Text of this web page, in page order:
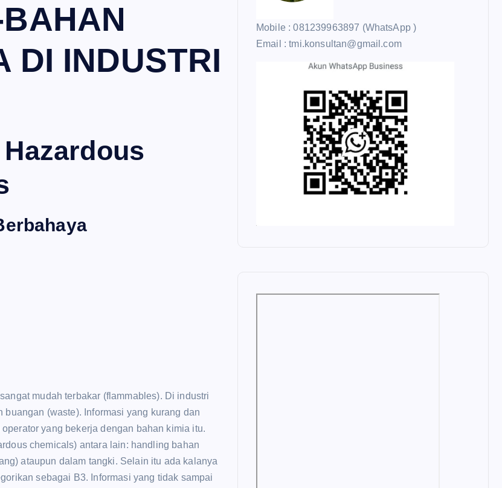
DI INDUSTRI
mudah terbakar (flammables). Di industri
(waste). Informasi yang kurang dan
yang bekerja dengan bahan kimia itu.
chemicals) antara lain: handling bahan
ataupun dalam tangki. Selain itu ada kalanya
sebagai B3. Informasi yang tidak sampai
Mobile : 081239963897 (WhatsApp )
Email : tmi.konsultan@gmail.com